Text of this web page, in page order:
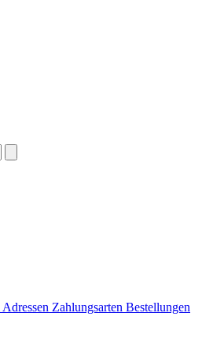
Adressen Zahlungsarten Bestellungen